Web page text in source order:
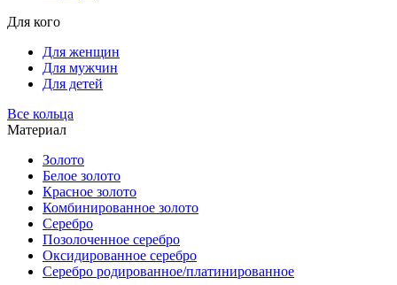
Для кого
Для женщин
Для мужчин
Для детей
Все кольца
Материал
Золото
Белое золото
Красное золото
Комбинированное золото
Серебро
Позолоченное серебро
Оксидированное серебро
Серебро родированное/платинированное